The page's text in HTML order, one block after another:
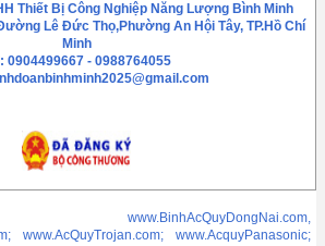
Thiết Bị Công Nghiệp Năng Lượng Bình Minh
Lê Đức Thọ,Phường An Hội Tây, TP.Hồ Chí
Minh
0904499667 - 0988764055
www.BinhAcQuyDongNai.com,
www.AcQuyTrojan.com; www.AcquyPanasonic;